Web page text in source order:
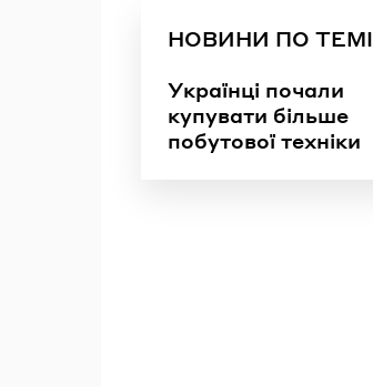
НОВИНИ ПО ТЕМІ
Українці почали
купувати більше
побутової техніки